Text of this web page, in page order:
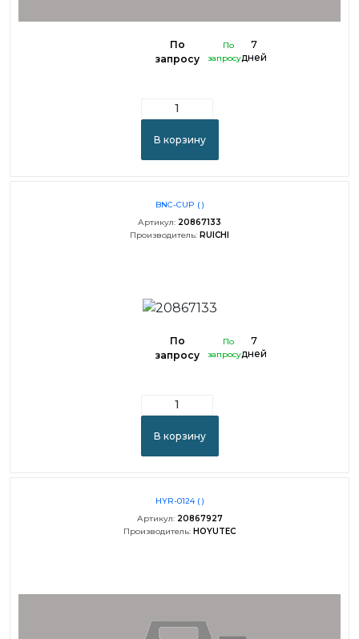
По
запросу
По
запросу
7
дней
В корзину
BNC-CUP ( )
Артикул: 20867133
Производитель: RUICHI
По
запросу
По
запросу
7
дней
В корзину
HYR-0124 ( )
Артикул: 20867927
Производитель: HOYUTEC